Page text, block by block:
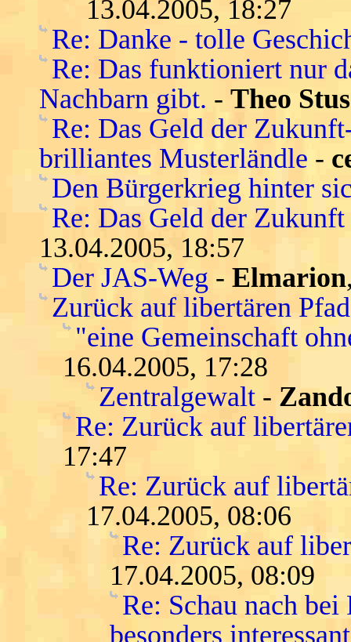
13.04.2005, 18:27
Re: Danke - tolle
Re: Das funktioniert nur
Nachbarn gibt. - Theo
Re: Das Geld der
brilliantes Musterländle -
Den Bürgerkrieg hinter
Re: Das Geld der
13.04.2005, 18:57
Der JAS-Weg - Elmarion
Zurück auf libertären
"eine Gemeinschaft
16.04.2005, 17:28
Zentralgewalt -
Re: Zurück auf
17:47
Re: Zurück auf
17.04.2005, 08:06
Re: Zurück auf
17.04.2005, 08:09
Re: Schau nach
besonders interessant